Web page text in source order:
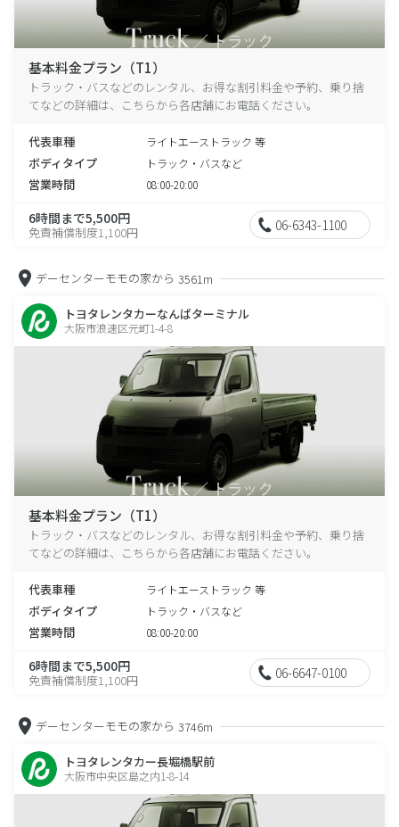
基本料金プラン（T1）
トラック・バスなどのレンタル、お得な割引料金や予約、乗り捨
てなどの詳細は、こちらから各店舗にお電話ください。
代表車種 ライトエーストラック 等
ボディタイプ トラック・バスなど
営業時間 08:00-20:00
6時間まで5,500円
免責補償制度1,100円 06-6343-1100
デーセンターモモの家から 3561m
トヨタレンタカーなんばターミナル
大阪市浪速区元町1-4-8
基本料金プラン（T1）
トラック・バスなどのレンタル、お得な割引料金や予約、乗り捨
てなどの詳細は、こちらから各店舗にお電話ください。
代表車種 ライトエーストラック 等
ボディタイプ トラック・バスなど
営業時間 08:00-20:00
6時間まで5,500円
免責補償制度1,100円 06-6647-0100
デーセンターモモの家から 3746m
トヨタレンタカー長堀橋駅前
大阪市中央区島之内1-8-14